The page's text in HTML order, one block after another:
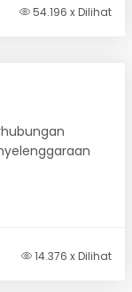
54.196 x Dilihat
14.376 x Dilihat